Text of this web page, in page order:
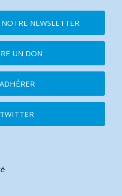
NOTRE NEWSLETTER
UN DON
ADHÉRER
TWITTER